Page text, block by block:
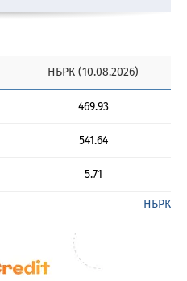
НБРК (10.08.2026)
469.93
541.64
5.71
НБРК